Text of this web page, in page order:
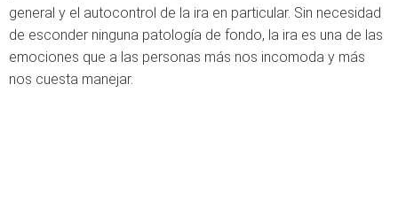
general y el autocontrol de la ira en particular. Sin necesidad
de esconder ninguna patología de fondo, la ira es una de las
emociones que a las personas más nos incomoda y más
nos cuesta manejar.